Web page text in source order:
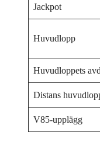
Jackpot
Huvudlopp
Huvudloppets
Distans
V85-upplägg